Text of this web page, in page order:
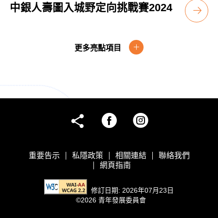
中銀人壽圖入城野定向挑戰賽2024
更多亮點項目
share
too
facebookinstagram
重要告示 私隱政策 相關連結
聯絡我們
網頁指南
修訂日期: 2026年07月23日
©2026 青年發展委員會